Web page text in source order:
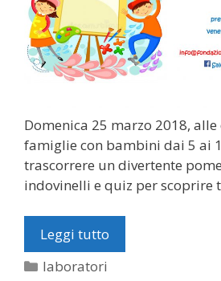
Domenica 25 marzo 2018, alle
famiglie con bambini dai 5 ai
trascorrere un divertente
indovinelli e quiz per scoprire
Leggi tutto
Categorie
laboratori